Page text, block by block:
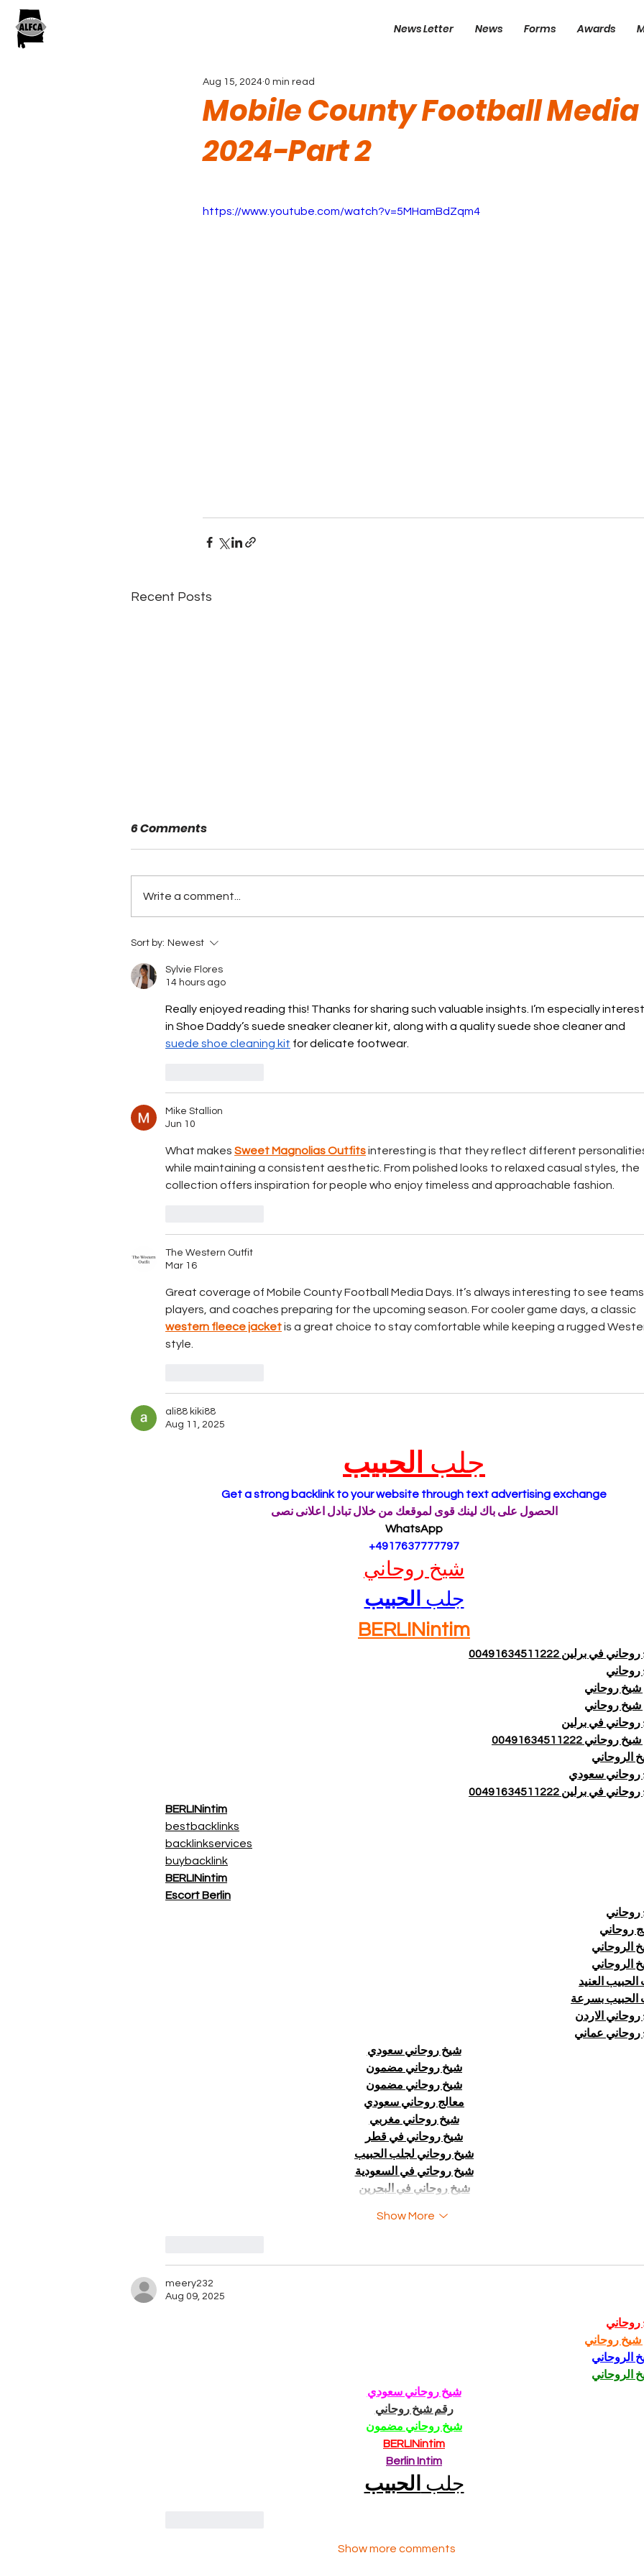
News Letter News Forms Awards
Mobile County Football
2024-Part 2
Aug 15, 2024 0 min read
https://www.youtube.com/watch?v=5MHamBdZqm4
Recent Posts
Alabama Football
Coaches Association
Announces Lifetime
Achievement Winners
Teams
6 Comments
Write a comment...
Sort by: Newest
Sylvie Flores
14 hours ago
Really enjoyed reading this! Thanks for sharing such valuable insights. I’m especially
in Shoe Daddy’s suede sneaker cleaner kit, along with a quality suede shoe cleaner and
suede shoe cleaning kit for delicate footwear.
Mike Stallion
Jun 10
What makes Sweet Magnolias Outfits interesting is that they reflect different
while maintaining a consistent aesthetic. From polished looks to relaxed casual styles, the
collection offers inspiration for people who enjoy timeless and approachable fashion.
The Western Outfit
Mar 16
Great coverage of Mobile County Football Media Days. It’s always interesting to see
players, and coaches preparing for the upcoming season. For cooler game days, a classic
western fleece jacket is a great choice to stay comfortable while keeping a rugged
style.
ali88 kiki88
Aug 11, 2025
جلب الحبيب
Get a strong backlink to your website through text advertising exchange
الحصول على باك لينك قوى لموقعك من خلال تبادل اعلانى نصى
WhatsApp
+4917637777797
شيخ روحاني
جلب الحبيب
BERLINintim
في برلين 00491634511222
شيخ روحاني
شيخ روحاني
في برلين
00491634511222
الروحاني
روحاني سعودي
في برلين 00491634511222
BERLINintim
bestbacklinks
backlinkservices
buybacklink
BERLINintim
Escort Berlin
روحاني
الروحاني
الروحاني
العنيد
الحبيب بسرعة
الاردن
عماني
شيخ روحاني سعودي
شيخ روحاني مضمون
شيخ روحاني مضمون
معالج روحاني سعودي
شيخ روحاني مغربي
شيخ روحاني في قطر
شيخ روحاني لجلب الحبيب
شيخ روحاتي في السعودية
شيخ روحاني في البحرين
Show More
meery232
Aug 09, 2025
شيخ روحاني
الروحاني
الروحاني
شيخ روحاني سعودي
رقم شيخ روحاني
شيخ روحاني مضمون
BERLINintim
Berlin Intim
جلب الحبيب
Show more comments